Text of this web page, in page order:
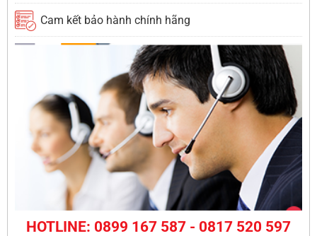
Cam kết bảo hành chính hãng
HOTLINE: 0899 167 587 - 0817 520 597